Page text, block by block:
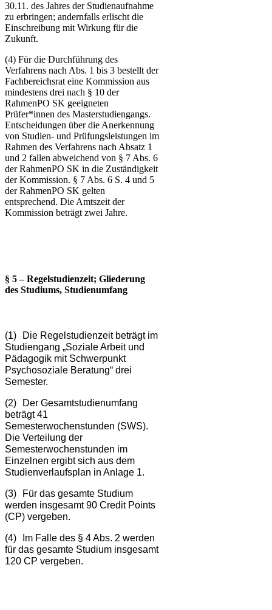
30.11. des Jahres der Studienaufnahme
zu erbringen; andernfalls erlischt die
Einschreibung mit Wirkung für die
Zukunft.
(4) Für die Durchführung des
Verfahrens nach Abs. 1 bis 3 bestellt der
Fachbereichsrat eine Kommission aus
mindestens drei nach § 10 der
RahmenPO SK geeigneten
Prüfer*innen des Masterstudiengangs.
Entscheidungen über die Anerkennung
von Studien- und Prüfungsleistungen im
Rahmen des Verfahrens nach Absatz 1
und 2 fallen abweichend von § 7 Abs. 6
der RahmenPO SK in die Zuständigkeit
der Kommission. § 7 Abs. 6 S. 4 und 5
der RahmenPO SK gelten
entsprechend. Die Amtszeit der
Kommission beträgt zwei Jahre.
§ 5 – Regelstudienzeit; Gliederung
des Studiums, Studienumfang
(1)
Die Regelstudienzeit beträgt im
Studiengang „Soziale Arbeit und
Pädagogik mit Schwerpunkt
Psychosoziale Beratung“ drei
Semester.
(2)
Der Gesamtstudienumfang
beträgt 41
Semesterwochenstunden (SWS).
Die Verteilung der
Semesterwochenstunden im
Einzelnen ergibt sich aus dem
Studienverlaufsplan in Anlage 1.
(3)
Für das gesamte Studium
werden insgesamt 90 Credit Points
(CP) vergeben.
(4)
Im Falle des § 4 Abs. 2 werden
für das gesamte Studium insgesamt
120 CP vergeben.